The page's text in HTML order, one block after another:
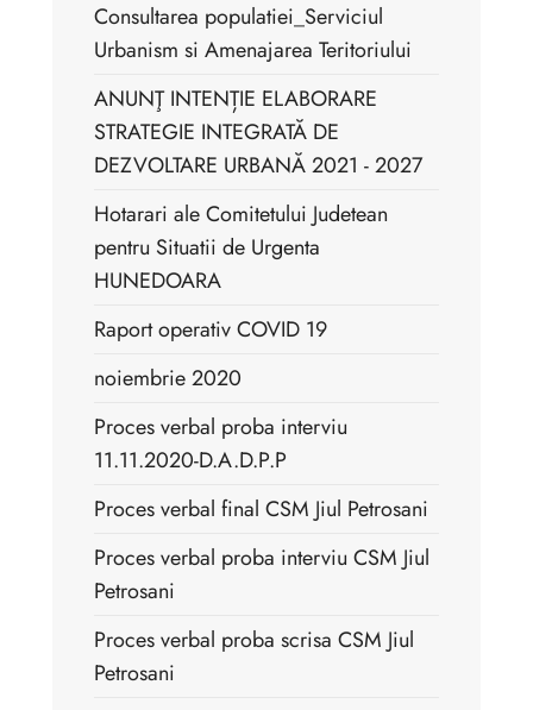
Consultarea populatiei_Serviciul
Urbanism si Amenajarea Teritoriului
ANUNŢ INTENȚIE ELABORARE
STRATEGIE INTEGRATĂ DE
DEZVOLTARE URBANĂ 2021 - 2027
Hotarari ale Comitetului Judetean
pentru Situatii de Urgenta
HUNEDOARA
Raport operativ COVID 19
noiembrie 2020
Proces verbal proba interviu
11.11.2020-D.A.D.P.P
Proces verbal final CSM Jiul Petrosani
Proces verbal proba interviu CSM Jiul
Petrosani
Proces verbal proba scrisa CSM Jiul
Petrosani